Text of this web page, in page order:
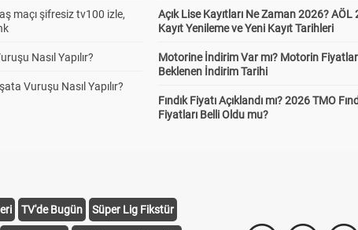
maçı şifresiz tv100 izle,
Nasıl Yapılır?
Vuruşu Nasıl Yapılır?
Açık Lise Kayıtları Ne Zaman 2026? AÖL
Kayıt Yenileme ve Yeni Kayıt Tarihleri
Motorine İndirim Var mı? Motorin
Beklenen İndirim Tarihi
Fındık Fiyatı Açıklandı mı? 2026 TMO
Fiyatları Belli Oldu mu?
TV'de Bugün Süper Lig Fikstür